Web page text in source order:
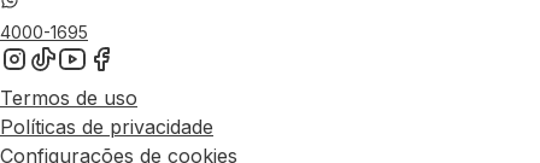
4000-1695
Termos de uso
Políticas de privacidade
Configurações de cookies